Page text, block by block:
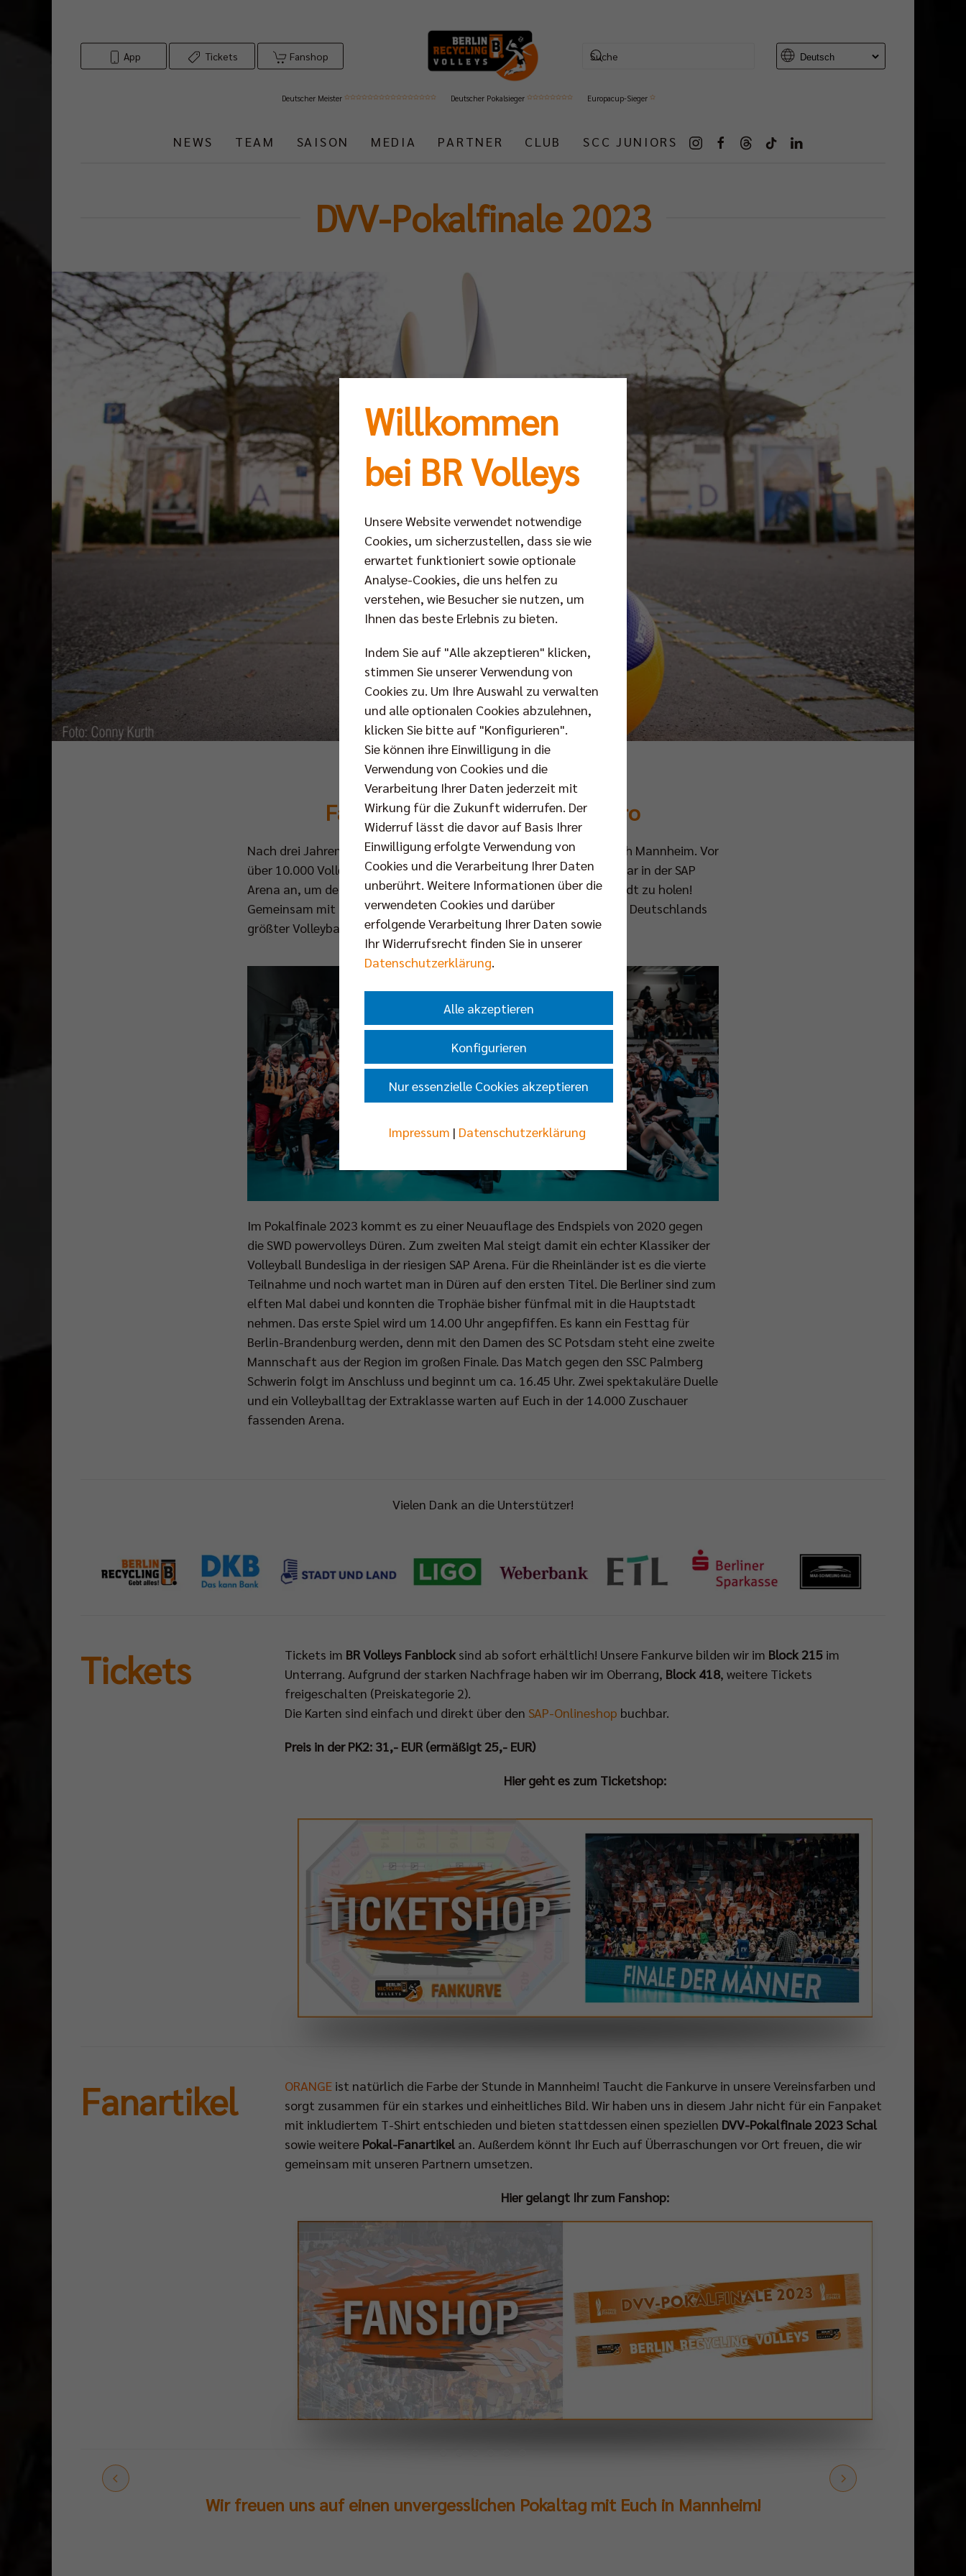
App Tickets Fanshop
Deutscher Meister Deutscher Pokalsieger Europacup-Sieger
NEWS TEAM SAISON MEDIA PARTNER CLUB SCC JUNIORS
DVV-Pokalfinale 2023
MANNHEIM, WIR KOMMEN!
Fanfahrt & Ticket für nur 50 Euro
Nach drei Jahren fahren wir wieder zum großen DVV-Pokalfinale nach Mannheim. Vor
über 10.000 Volleyballfans tritt unser BR Volleys Team am 26. Februar in der SAP
Arena an, um den begehrten Cup zum sechsten Mal in die Hauptstadt zu holen!
Gemeinsam mit Euch Fans wollen wir einen unvergesslichen Tag auf Deutschlands
größter Volleyballbühne erleben.
Im Pokalfinale 2023 kommt es zu einer Neuauflage des Endspiels von 2020 gegen
die SWD powervolleys Düren. Zum zweiten Mal steigt damit ein echter Klassiker der
Volleyball Bundesliga in der riesigen SAP Arena. Für die Rheinländer ist es die vierte
Teilnahme und noch wartet man in Düren auf den ersten Titel. Die Berliner sind zum
elften Mal dabei und konnten die Trophäe bisher fünfmal mit in die Hauptstadt
nehmen. Das erste Spiel wird um 14.00 Uhr angepfiffen. Es kann ein Festtag für
Berlin-Brandenburg werden, denn mit den Damen des SC Potsdam steht eine zweite
Mannschaft aus der Region im großen Finale. Das Match gegen den SSC Palmberg
Schwerin folgt im Anschluss und beginnt um ca. 16.45 Uhr. Zwei spektakuläre Duelle
und ein Volleyballtag der Extraklasse warten auf Euch in der 14.000 Zuschauer
fassenden Arena.
Vielen Dank an die Unterstützer!
Tickets Tickets im BR Volleys Fanblocksind ab sofort erhältlich! Unsere Fankurve bilden wir im Block 215im
Unterrang. Aufgrund der starken Nachfrage haben wir im Oberrang, Block 418, weitere Tickets
freigeschalten (Preiskategorie 2).
Die Karten sind einfach und direkt über den SAP-Onlineshop buchbar.
Preis in der PK2: 31,- EUR (ermäßigt 25,- EUR)
Hier geht es zum Ticketshop:
Fanartikel ORANGEist natürlich die Farbe der Stunde in Mannheim! Taucht die Fankurve in unsere Vereinsfarben und
sorgt zusammen für ein starkes und einheitliches Bild. Wir haben uns in diesem Jahr nicht für ein Fanpaket
mit inkludiertem T-Shirt entschieden und bieten stattdessen einen speziellen DVV-Pokalfinale 2023 Schal
sowie weitere Pokal-Fanartikelan. Außerdem könnt Ihr Euch auf Überraschungen vor Ort freuen, die wir
gemeinsam mit unseren Partnern umsetzen.
Hier gelangt Ihr zum Fanshop:
Wir freuen uns auf einen unvergesslichen Pokaltag mit Euch in Mannheim!
Willkommen
bei BR Volleys
Unsere Website verwendet notwendige
Cookies, um sicherzustellen, dass sie wie
erwartet funktioniert sowie optionale
Analyse-Cookies, die uns helfen zu
verstehen, wie Besucher sie nutzen, um
Ihnen das beste Erlebnis zu bieten.
Indem Sie auf "Alle akzeptieren" klicken,
stimmen Sie unserer Verwendung von
Cookies zu. Um Ihre Auswahl zu verwalten
und alle optionalen Cookies abzulehnen,
klicken Sie bitte auf "Konfigurieren".
Sie können ihre Einwilligung in die
Verwendung von Cookies und die
Verarbeitung Ihrer Daten jederzeit mit
Wirkung für die Zukunft widerrufen. Der
Widerruf lässt die davor auf Basis Ihrer
Einwilligung erfolgte Verwendung von
Cookies und die Verarbeitung Ihrer Daten
unberührt. Weitere Informationen über die
verwendeten Cookies und darüber
erfolgende Verarbeitung Ihrer Daten sowie
Ihr Widerrufsrecht finden Sie in unserer
Datenschutzerklärung.
Alle akzeptieren
Konfigurieren
Nur essenzielle Cookies akzeptieren
Impressum | Datenschutzerklärung